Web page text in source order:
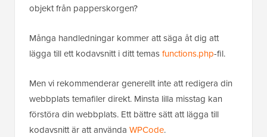
objekt från papperskorgen?
Många handledningar kommer att säga åt dig att
lägga till ett kodavsnitt i ditt temasfunctions.php-fil.
Men vi rekommenderar generellt inte att redigera din
webbplats temafiler direkt. Minsta lilla misstag kan
förstöra din webbplats. Ett bättre sätt att lägga till
kodavsnitt är att använda WPCode.